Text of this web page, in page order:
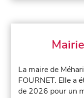
La maire de
FOURNET. Elle a
de 2026 pour un